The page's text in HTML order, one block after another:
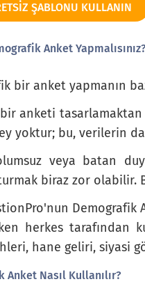
rahatsızlığı
tercihiniz nedir?
your food
et tercih edin
ŞABLONU KULLANIN
Anket
bir anket yapmanın
anketi
yoktur; bu, verilerin
veya batan
biraz zor olabilir.
Demografik
herkes tarafından
hane geliri, siyasi
Anket Nasıl Kullanılır?